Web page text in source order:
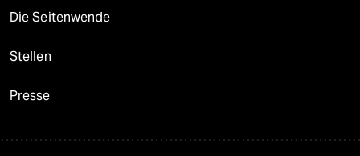
Die Seitenwende
Stellen
Presse